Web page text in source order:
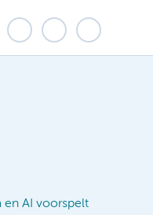
AI voorspelt